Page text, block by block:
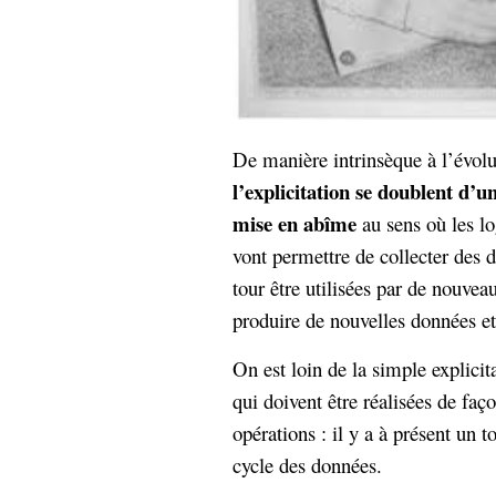
De manière intrinsèque à
l’explicitation se doublent
mise en abîme au sens où les
vont permettre de collecter des
tour être utilisées par de
produire de nouvelles données
On est loin de la simple
qui doivent être réalisées de
opérations : il y a à présent un
cycle des données.